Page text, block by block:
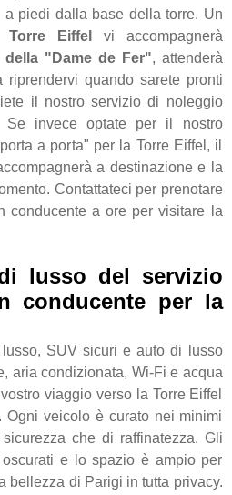
a piedi dalla base della torre. Un
Eiffel
vi accompagnerà
della "Dame de Fer", attenderà
quando sarete pronti
il nostro servizio di noleggio
Se invece optate per il nostro
a porta" per la Torre Eiffel, il
a destinazione e la
Contattateci per prenotare
conducente a ore per visitare la
lusso del servizio
conducente per la
SUV sicuri e auto di lusso
aria condizionata, Wi-Fi e acqua
viaggio verso la Torre Eiffel
veicolo è curato nei minimi
che di raffinatezza. Gli
e lo spazio è ampio per
bellezza di Parigi in tutta privacy.